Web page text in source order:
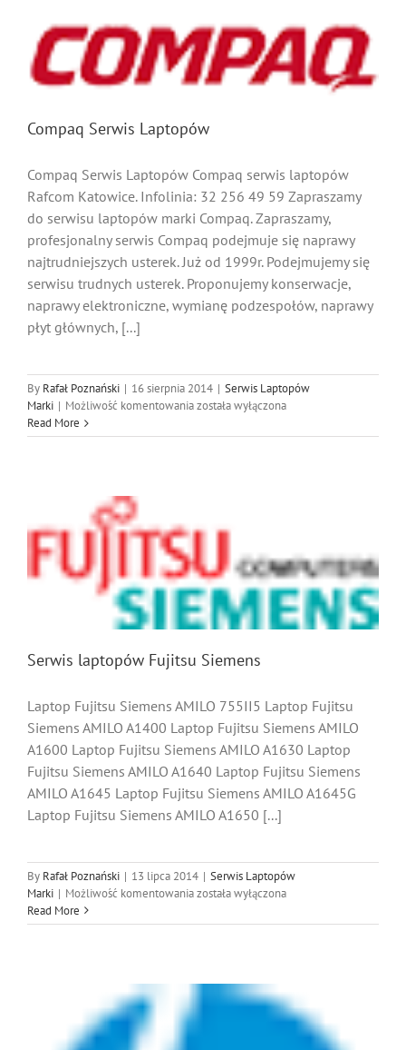
Compaq Serwis Laptopów
Compaq Serwis Laptopów Compaq serwis laptopów
Rafcom Katowice. Infolinia: 32 256 49 59 Zapraszamy
do serwisu laptopów marki Compaq. Zapraszamy,
profesjonalny serwis Compaq podejmuje się naprawy
najtrudniejszych usterek. Już od 1999r. Podejmujemy się
serwisu trudnych usterek. Proponujemy konserwacje,
naprawy elektroniczne, wymianę podzespołów, naprawy
płyt głównych, [...]
By Rafał Poznański | 16 sierpnia 2014 | Serwis Laptopów
Marki | Możliwość komentowaniaCompaq
Laptopów
została wyłączona
Read More
Serwis laptopów Fujitsu Siemens
Laptop Fujitsu Siemens AMILO 755II5 Laptop Fujitsu
Siemens AMILO A1400 Laptop Fujitsu Siemens AMILO
A1600 Laptop Fujitsu Siemens AMILO A1630 Laptop
Fujitsu Siemens AMILO A1640 Laptop Fujitsu Siemens
AMILO A1645 Laptop Fujitsu Siemens AMILO A1645G
Laptop Fujitsu Siemens AMILO A1650 [...]
By Rafał Poznański | 13 lipca 2014 | Serwis Laptopów
Marki | Możliwość komentowaniaSerwis
Fujitsu
została wyłączona
Read More